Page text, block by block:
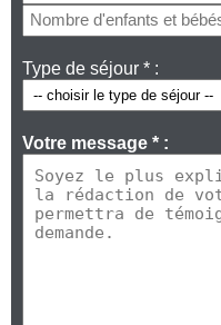
Type de séjour * :
Votre message * :